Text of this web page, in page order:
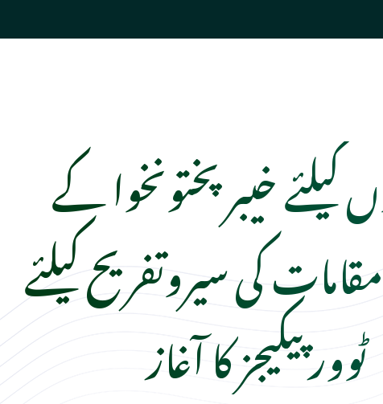
کیلئے خیبرپختونخوا کے
کی سیروتفریح کیلئے
ٹوور پیکیجز کا آغاز